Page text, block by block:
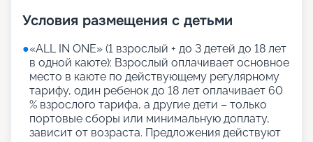
Условия размещения с детьми
●«АLL IN ONE» (1 взрослый + до 3 детей до 18 лет
в одной каюте): Взрослый оплачивает основное
место в каюте по действующему регулярному
тарифу, один ребенок до 18 лет оплачивает 60
% взрослого тарифа, а другие дети – только
портовые сборы или минимальную доплату,
зависит от возраста. Предложения действуют